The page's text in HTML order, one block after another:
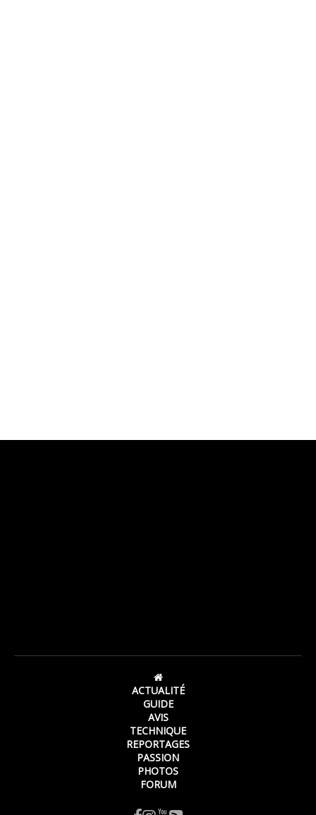
ACTUALITÉ
GUIDE
AVIS
TECHNIQUE
REPORTAGES
PASSION
PHOTOS
FORUM